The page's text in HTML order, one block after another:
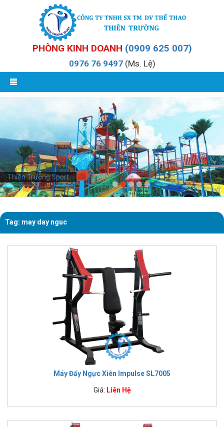
PHÒNG KINH DOANH (0909 625 007)
0976 76 9497(Ms. Lệ)
Thiên Trường Sport
Tag: may day nguc
Máy Đẩy Ngực Xiên Impulse SL7005
Giá: Liên Hệ